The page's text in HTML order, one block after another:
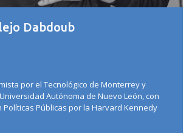
Dabdoub
por el Tecnológico de Monterrey y
Autónoma de Nuevo León, con
Públicas por la Harvard Kennedy